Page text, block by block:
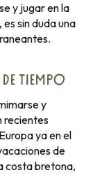
y jugar en la
sin duda una
TIEMPO
y
recientes
ya en el
de
costa bretona,